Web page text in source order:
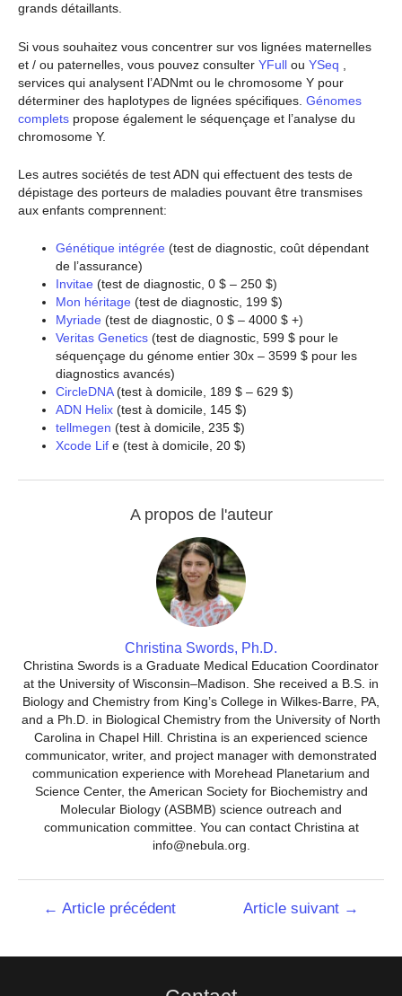
grands détaillants.
Si vous souhaitez vous concentrer sur vos lignées maternelles
et / ou paternelles, vous pouvez consulter YFull ou YSeq
services qui analysent l’ADNmt ou le chromosome Y pour
déterminer des haplotypes de lignées spécifiques. Génomes
complets propose également le séquençage et l’analyse du
chromosome Y.
Les autres sociétés de test ADN qui effectuent des tests de
dépistage des porteurs de maladies pouvant être transmises
aux enfants comprennent:
Génétique intégrée (test de diagnostic, coût dépendant
de l’assurance)
Invitae (test de diagnostic, 0 $ – 250 $)
Mon héritage (test de diagnostic, 199 $)
Myriade (test de diagnostic, 0 $ – 4000 $ +)
Veritas Genetics (test de diagnostic, 599 $ pour le
séquençage du génome entier 30x – 3599 $ pour les
diagnostics avancés)
CircleDNA(test à domicile, 189 $ – 629 $)
ADN Helix (test à domicile, 145 $)
tellmegen (test à domicile, 235 $)
Xcode Lif e (test à domicile, 20 $)
A propos de l'auteur
Christina Swords, Ph.D.
Christina Swords is a Graduate Medical Education Coordinator
at the University of Wisconsin–Madison. She received a B.S. in
Biology and Chemistry from King’s College in Wilkes-Barre, PA,
and a Ph.D. in Biological Chemistry from the University of North
Carolina in Chapel Hill. Christina is an experienced science
communicator, writer, and project manager with demonstrated
communication experience with Morehead Planetarium and
Science Center, the American Society for Biochemistry and
Molecular Biology (ASBMB) science outreach and
communication committee. You can contact Christina at
info@nebula.org.
Navigation
← Article précédent Article suivant →